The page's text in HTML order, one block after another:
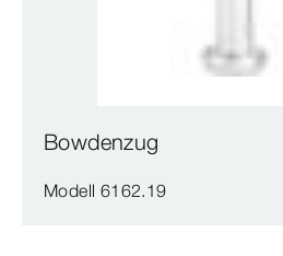
Bowdenzug
Modell 6162.19